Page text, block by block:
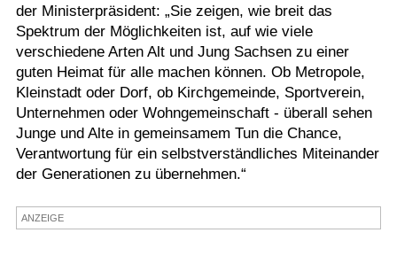
der Ministerpräsident: „Sie zeigen, wie breit das
Spektrum der Möglichkeiten ist, auf wie viele
verschiedene Arten Alt und Jung Sachsen zu einer
guten Heimat für alle machen können. Ob Metropole,
Kleinstadt oder Dorf, ob Kirchgemeinde, Sportverein,
Unternehmen oder Wohngemeinschaft - überall sehen
Junge und Alte in gemeinsamem Tun die Chance,
Verantwortung für ein selbstverständliches Miteinander
der Generationen zu übernehmen.“
ANZEIGE